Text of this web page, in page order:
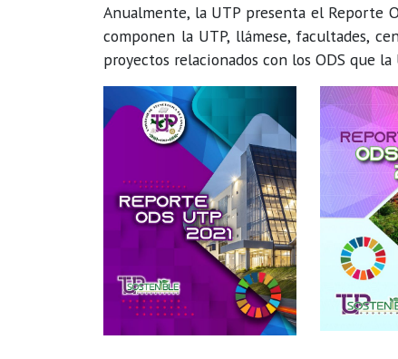
Anualmente, la UTP presenta el Reporte
componen la UTP, llámese, facultades,
proyectos relacionados con los ODS que